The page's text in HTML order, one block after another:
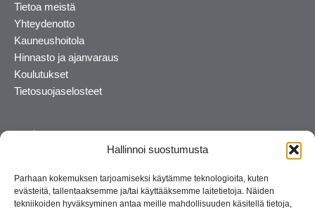
Hallinnoi suostumusta
Parhaan kokemuksen tarjoamiseksi käytämme teknologioita, kuten
evästeitä, tallentaaksemme ja/tai käyttääksemme laitetietoja. Näiden
tekniikoiden hyväksyminen antaa meille mahdollisuuden käsitellä tietoja,
Tietoa meistä
Yhteydenotto
Kauneushoitola
Hinnasto ja ajanvaraus
Koulutukset
Tietosuojaselosteet